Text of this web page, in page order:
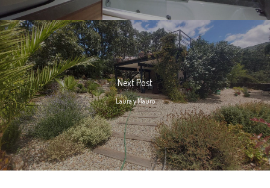
Next Post
Laura y Mauro